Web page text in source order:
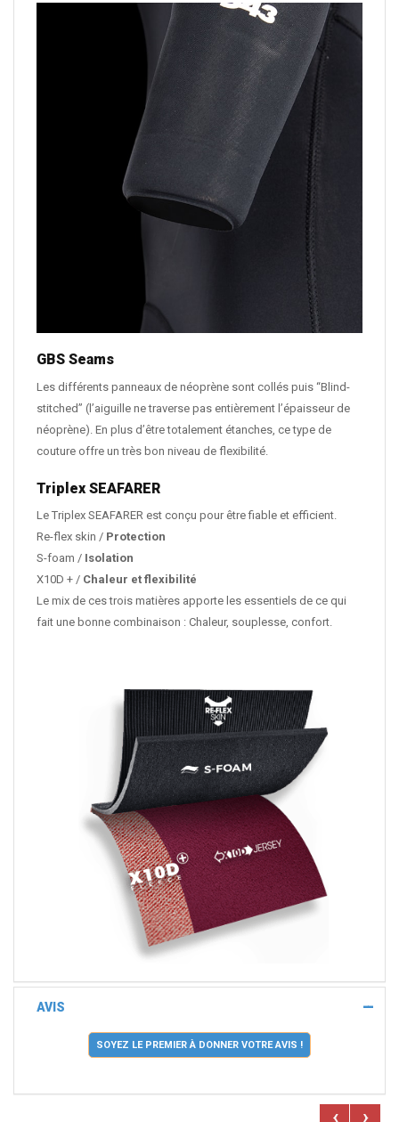
GBS Seams
Les différents panneaux de néoprène sont collés puis “Blind-
stitched” (l’aiguille ne traverse pas entièrement l’épaisseur de
néoprène). En plus d’être totalement étanches, ce type de
couture offre un très bon niveau de flexibilité.
Triplex SEAFARER
Le Triplex SEAFARER est conçu pour être fiable et efficient.
Re-flex skin / Protection
S-foam / Isolation
X10D + / Chaleur et flexibilité
Le mix de ces trois matières apporte les essentiels de ce qui
fait une bonne combinaison : Chaleur, souplesse, confort.
AVIS
SOYEZ LE PREMIER À DONNER VOTRE AVIS !
‹ ›